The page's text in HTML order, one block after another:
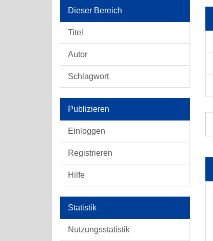
Dieser Bereich
Titel
Autor
Schlagwort
Publizieren
Einloggen
Registrieren
Hilfe
Statistik
Nutzungsstatistik